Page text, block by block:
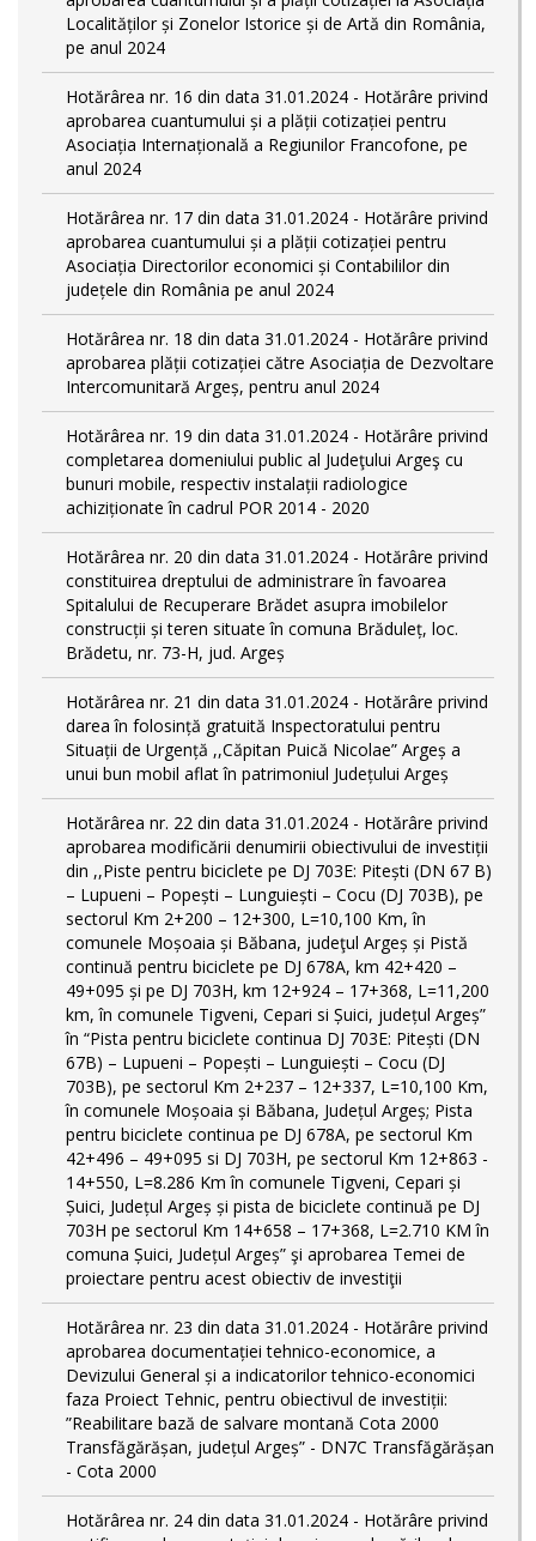
Localităților și Zonelor Istorice și de Artă din România,
pe anul 2024
Hotărârea nr. 16 din data 31.01.2024 - Hotărâre privind
aprobarea cuantumului și a plății cotizației pentru
Asociația Internațională a Regiunilor Francofone, pe
anul 2024
Hotărârea nr. 17 din data 31.01.2024 - Hotărâre privind
aprobarea cuantumului și a plății cotizației pentru
Asociația Directorilor economici și Contabililor din
județele din România pe anul 2024
Hotărârea nr. 18 din data 31.01.2024 - Hotărâre privind
aprobarea plății cotizației către Asociația de Dezvoltare
Intercomunitară Argeș, pentru anul 2024
Hotărârea nr. 19 din data 31.01.2024 - Hotărâre privind
completarea domeniului public al Judeţului Argeş cu
bunuri mobile, respectiv instalații radiologice
achiziționate în cadrul POR 2014 - 2020
Hotărârea nr. 20 din data 31.01.2024 - Hotărâre privind
constituirea dreptului de administrare în favoarea
Spitalului de Recuperare Brădet asupra imobilelor
construcții și teren situate în comuna Brăduleț, loc.
Brădetu, nr. 73-H, jud. Argeș
Hotărârea nr. 21 din data 31.01.2024 - Hotărâre privind
darea în folosință gratuită Inspectoratului pentru
Situații de Urgență ,,Căpitan Puică Nicolae” Argeș a
unui bun mobil aflat în patrimoniul Județului Argeș
Hotărârea nr. 22 din data 31.01.2024 - Hotărâre privind
aprobarea modificării denumirii obiectivului de investiții
din ,,Piste pentru biciclete pe DJ 703E: Pitești (DN 67 B)
– Lupueni – Popești – Lunguiești – Cocu (DJ 703B), pe
sectorul Km 2+200 – 12+300, L=10,100 Km, în
comunele Moșoaia și Băbana, judeţul Argeș și Pistă
continuă pentru biciclete pe DJ 678A, km 42+420 –
49+095 și pe DJ 703H, km 12+924 – 17+368, L=11,200
km, în comunele Tigveni, Cepari si Șuici, județul Argeș”
în “Pista pentru biciclete continua DJ 703E: Pitești (DN
67B) – Lupueni – Popești – Lunguiești – Cocu (DJ
703B), pe sectorul Km 2+237 – 12+337, L=10,100 Km,
în comunele Moșoaia și Băbana, Județul Argeș; Pista
pentru biciclete continua pe DJ 678A, pe sectorul Km
42+496 – 49+095 si DJ 703H, pe sectorul Km 12+863 -
14+550, L=8.286 Km în comunele Tigveni, Cepari și
Șuici, Județul Argeș și pista de biciclete continuă pe DJ
703H pe sectorul Km 14+658 – 17+368, L=2.710 KM în
comuna Șuici, Județul Argeș” şi aprobarea Temei de
proiectare pentru acest obiectiv de investiţii
Hotărârea nr. 23 din data 31.01.2024 - Hotărâre privind
aprobarea documentației tehnico-economice, a
Devizului General și a indicatorilor tehnico-economici
faza Proiect Tehnic, pentru obiectivul de investiții:
”Reabilitare bază de salvare montană Cota 2000
Transfăgărășan, județul Argeș” - DN7C Transfăgărășan
- Cota 2000
Hotărârea nr. 24 din data 31.01.2024 - Hotărâre privind